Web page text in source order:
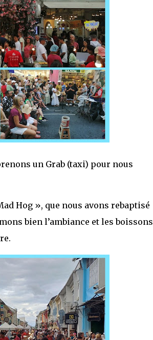
un Grab (taxi) pour nous
Hog », que nous avons rebaptisé
bien l’ambiance et les boissons